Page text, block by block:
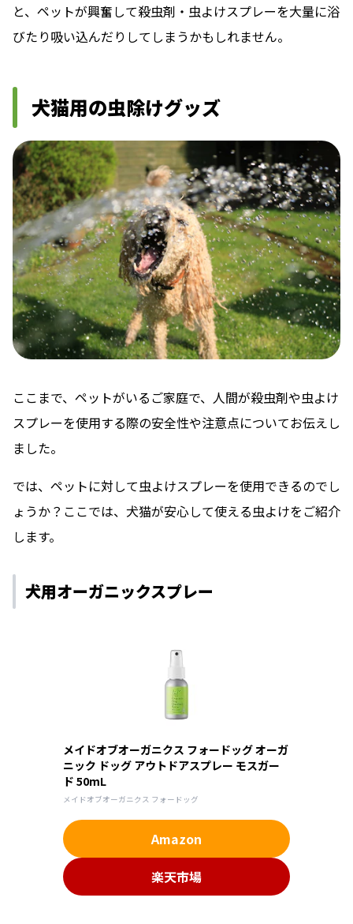
と、ペットが興奮して殺虫剤・虫よけスプレーを大量に浴
びたり吸い込んだりしてしまうかもしれません。
犬猫用の虫除けグッズ
ここまで、ペットがいるご家庭で、人間が殺虫剤や虫よけ
スプレーを使用する際の安全性や注意点についてお伝えし
ました。
では、ペットに対して虫よけスプレーを使用できるのでし
ょうか？ここでは、犬猫が安心して使える虫よけをご紹介
します。
犬用オーガニックスプレー
メイドオブオーガニクス フォードッグ オーガ
ニック ドッグ アウトドアスプレー モスガー
ド 50mL
メイドオブオーガニクス フォードッグ
Amazon
楽天市場